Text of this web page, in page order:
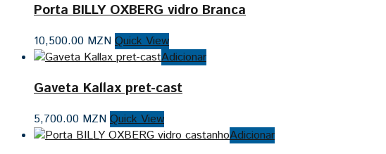
Porta BILLY OXBERG vidro Branca
10,500.00 MZN Quick View
Adicionar
Gaveta Kallax pret-cast
5,700.00 MZN Quick View
Adicionar